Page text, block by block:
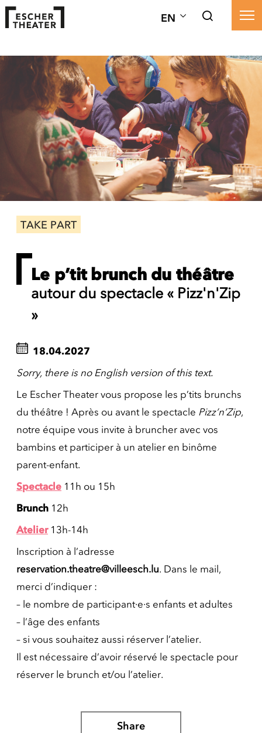
EN
TAKE PART
Le p’tit brunch du théâtre
autour du spectacle « Pizz'n'Zip
»
18.04.2027
Sorry, there is no English version of this text.
Le Escher Theater vous propose les p’tits brunchs
du théâtre ! Après ou avant le spectacle Pizz’n’Zip,
notre équipe vous invite à bruncher avec vos
bambins et participer à un atelier en binôme
parent-enfant.
Spectacle 11h ou 15h
Brunch 12h
Atelier13h-14h
Inscription à l’adresse
reservation.theatre@villeesch.lu. Dans le mail,
merci d’indiquer :
– le nombre de participant·e·s enfants et adultes
– l’âge des enfants
– si vous souhaitez aussi réserver l’atelier.
Il est nécessaire d’avoir réservé le spectacle pour
réserver le brunch et/ou l’atelier.
Share